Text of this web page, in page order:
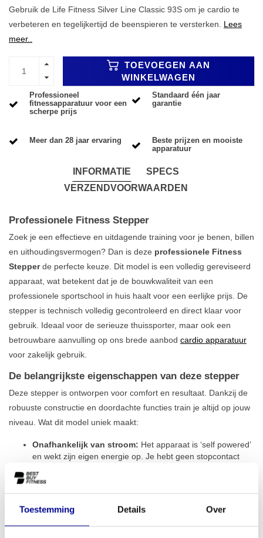
Toestemming Details Over
Gebruik de Life Fitness Silver Line Classic 93S om je cardio te
verbeteren en tegelijkertijd de beenspieren te versterken. Lees
meer..
TOEVOEGEN AAN
WINKELWAGEN
Professioneel
fitnessapparatuur voor een
scherpe prijs
Standaard één jaar
garantie
Meer dan 28 jaar ervaring
Beste prijzen en mooiste
apparatuur
INFORMATIE
SPECS
VERZENDVOORWAARDEN
Professionele Fitness Stepper
Zoek je een effectieve en uitdagende training voor je benen, billen
en uithoudingsvermogen? Dan is deze professionele Fitness
Stepperde perfecte keuze. Dit model is een volledig gereviseerd
apparaat, wat betekent dat je de bouwkwaliteit van een
professionele sportschool in huis haalt voor een eerlijke prijs. De
stepper is technisch volledig gecontroleerd en direct klaar voor
gebruik. Ideaal voor de serieuze thuissporter, maar ook een
betrouwbare aanvulling op ons brede aanbod cardio apparatuur
voor zakelijk gebruik.
De belangrijkste eigenschappen van deze stepper
Deze stepper is ontworpen voor comfort en resultaat. Dankzij de
robuuste constructie en doordachte functies train je altijd op jouw
niveau. Wat dit model uniek maakt:
Onafhankelijk van stroom: Het apparaat is ‘self powered’
en wekt zijn eigen energie op. Je hebt geen stopcontact
Uitgebreide trainingsmogelijkheden:
verschillende programma’s en 25 weerstandsniveaus is
specifieke spiergroepen wilt versterken, je vindt altijd de
juiste uitdaging.